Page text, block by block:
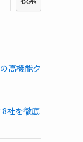
高機能ク
社を徹底